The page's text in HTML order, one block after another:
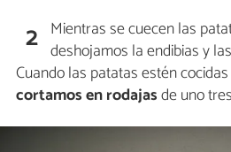
2 Mientras se cuecen las
deshojamos la endibias y
Cuando las patatas estén
cortamos en rodajasde uno